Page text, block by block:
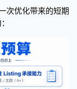
次优化带来的短期